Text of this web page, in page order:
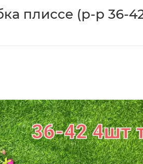
плиссе (р-р 36-